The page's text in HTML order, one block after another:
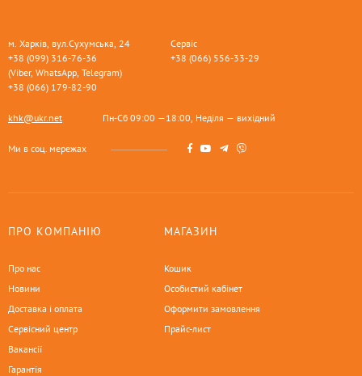
м. Харків, вул.Сухумська, 24
+38 (099) 316-76-36
(Viber, WhatsApp, Telegram)
+38 (066) 179-82-90
Сервіс
+38 (066) 556-33-29
khk@ukr.net Пн-Сб 09:00 —18:00, Неділя — вихідний
Ми в соц. мережах
ПРО КОМПАНІЮ
Про нас
Новини
Доставка і оплата
Сервісний центр
Вакансії
Гарантія
МАГАЗИН
Кошик
Особистий кабінет
Оформити замовлення
Прайс-лист